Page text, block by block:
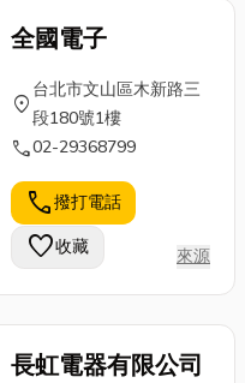
全國電子
location_on
台北市文山區木新路三
段180號1樓
call02-29368799
call撥打電話
favorite收藏 來源
長虹電器有限公司